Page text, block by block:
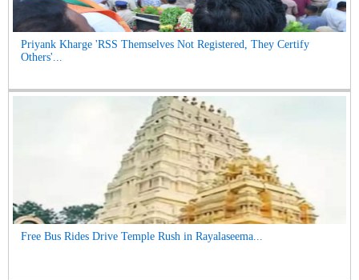
Priyank Kharge 'RSS Themselves Not Registered, They Certify
Others'...
Free Bus Rides Drive Temple Rush in Rayalaseema...